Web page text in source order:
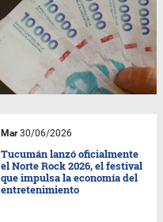
Mar30/06/2026
Tucumán lanzó oficialmente
el Norte Rock 2026, el festival
que impulsa la economía del
entretenimiento